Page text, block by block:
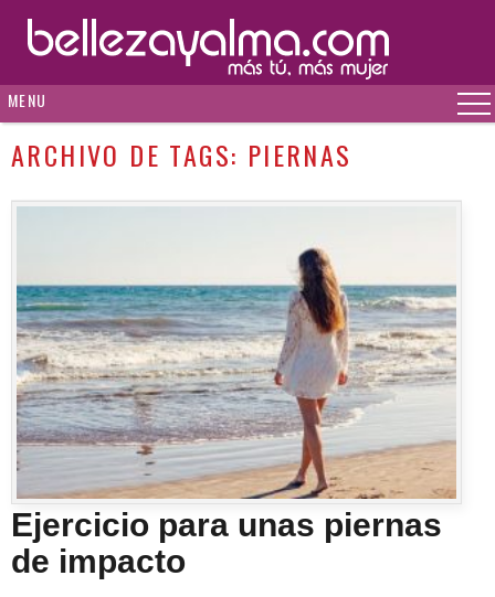
MENU
ARCHIVO DE TAGS: PIERNAS
Ejercicio para unas piernas
de impacto